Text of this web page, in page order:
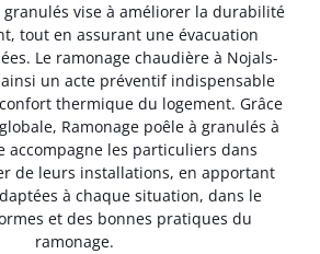
granulés vise à améliorer la durabilité
tout en assurant une évacuation
Le ramonage chaudière à Nojals-
un acte préventif indispensable
thermique du logement. Grâce
Ramonage poêle à granulés à
accompagne les particuliers dans
de leurs installations, en apportant
à chaque situation, dans le
et des bonnes pratiques du
ramonage.